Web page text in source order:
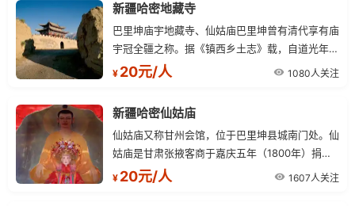
新疆哈密地藏寺
巴里坤庙宇地藏寺、仙姑庙巴里坤曾有清代享有庙
宇冠全疆之称。据《镇西乡土志》载，自道光年
间，营有四营之庙，三乡有三乡之庙，庙宇之多巍
¥ 20元/人 1080人关注
新疆哈密仙姑庙
仙姑庙又称甘州会馆，位于巴里坤县城南门处。仙
姑庙是甘肃张掖客商于嘉庆五年（1800年）捐资
修建的，坐落在文馆所大院的最西边，东邻地藏
¥ 20元/人 1607人关注